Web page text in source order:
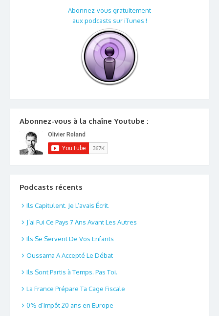
Abonnez-vous gratuitement
aux podcasts sur iTunes !
Abonnez-vous à la chaîne Youtube :
Podcasts récents
Ils Capitulent. Je L’avais Écrit.
J’ai Fui Ce Pays 7 Ans Avant Les Autres
Ils Se Servent De Vos Enfants
Oussama A Accepté Le Débat
Ils Sont Partis à Temps. Pas Toi.
La France Prépare Ta Cage Fiscale
0% d’Impôt 20 ans en Europe